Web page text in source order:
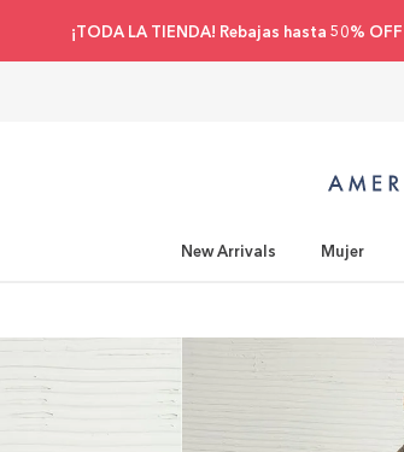
¡TODA LA TIENDA! Rebajas hasta 50%
New Arrivals Mujer